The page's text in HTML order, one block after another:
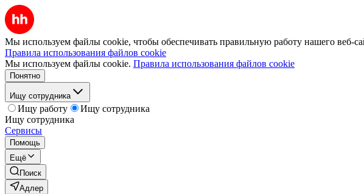
Мы используем файлы cookie, чтобы обеспечивать правильную работу нашего веб-
Правила использования файлов cookie
Мы используем файлы cookie. Правила использования файлов cookie
Понятно
Ищу сотрудника
Ищу работу
Ищу сотрудника
Ищу сотрудника
Сервисы
Помощь
Ещё
Поиск
Адлер